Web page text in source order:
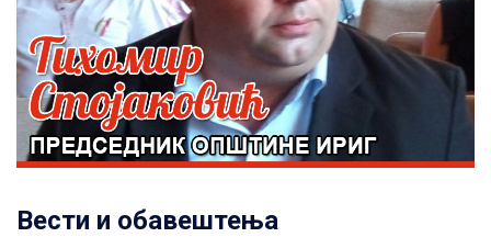
Вести и обавештења